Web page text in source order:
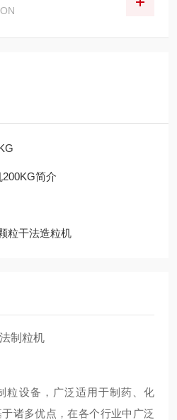
简介
粒干法造粒机
制粒机
粒设备，广泛适用于制药、化
诸多优点，在各个行业中广泛